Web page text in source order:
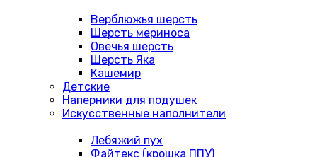
Верблюжья шерсть
Шерсть мериноса
Овечья шерсть
Шерсть Яка
Кашемир
Детские
Наперники для подушек
Искусственные наполнители
Лебяжий пух
Файтекс (крошка ППУ)